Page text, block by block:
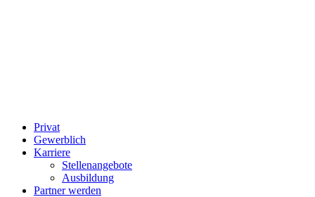
Privat
Gewerblich
Karriere
Stellenangebote
Ausbildung
Partner werden